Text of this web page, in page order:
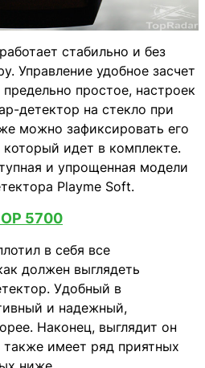
стабильно и без
Управление удобное засчет
простое, настроек
детектор на стекло при
можно зафиксировать его
идет в комплекте.
и упрощенная модели
Playme Soft.
5700
в себя все
должен выглядеть
Удобный в
и надежный,
Наконец, выглядит он
имеет ряд приятных